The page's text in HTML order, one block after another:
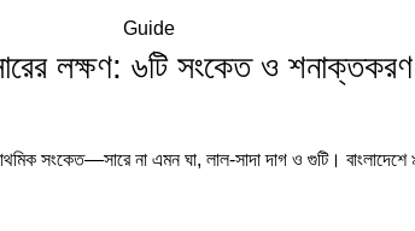
Guide
লক্ষণ: ৬টি সংকেত ও শনাক্তকরণ
সংকেত—সারে না এমন ঘা, লাল-সাদা দাগ ও গুটি।